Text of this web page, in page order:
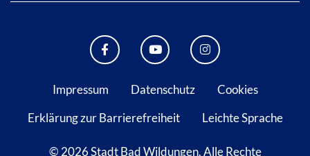
FACEBOOK BAD WILDUNGEN
YOUTUBE KANAL STADT
INSTAGRAM
Impressum Datenschutz
Cookies
Erklärung zur Barrierefreiheit
Leichte Sprache
© 2026 Stadt Bad Wildungen.Alle Rechte